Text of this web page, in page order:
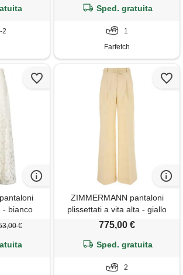
2
Sped. gratuita
1
Farfetch
- bianco
€
ZIMMERMANN pantaloni
plissettati a vita alta - giallo
775,00 €
Sped. gratuita
2